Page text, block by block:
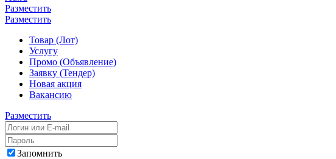
Разместить
Разместить
Товар (Лот)
Услугу
Промо (Объявление)
Заявку (Тендер)
Новая акция
Вакансию
Разместить
Запомнить